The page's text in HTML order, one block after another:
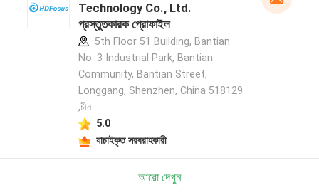
Technology Co., Ltd.
প্রস্তুতকারক প্রোফাইল
5th Floor 51 Building, Bantian
No. 3 Industrial Park, Bantian
Community, Bantian Street,
Longgang, Shenzhen, China 518129
,চীন
5.0
যাচাইকৃত সরবরাহকারী
আরো দেখুন